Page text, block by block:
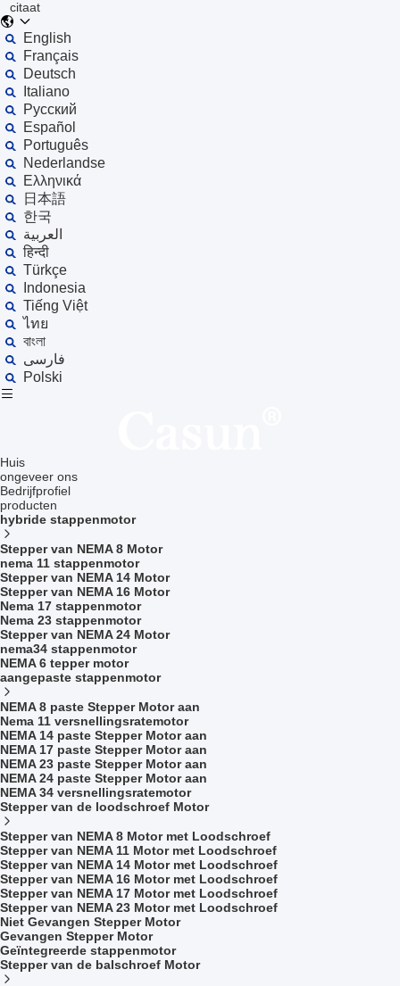
citaat
English
Français
Deutsch
Italiano
Русский
Español
Português
Nederlandse
Ελληνικά
日本語
한국
العربية
हिन्दी
Türkçe
Indonesia
Tiếng Việt
ไทย
বাংলা
فارسی
Polski
Huis
ongeveer ons
Bedrijfprofiel
producten
hybride stappenmotor
Stepper van NEMA 8 Motor
nema 11 stappenmotor
Stepper van NEMA 14 Motor
Stepper van NEMA 16 Motor
Nema 17 stappenmotor
Nema 23 stappenmotor
Stepper van NEMA 24 Motor
nema34 stappenmotor
NEMA 6 tepper motor
aangepaste stappenmotor
NEMA 8 paste Stepper Motor aan
Nema 11 versnellingsratemotor
NEMA 14 paste Stepper Motor aan
NEMA 17 paste Stepper Motor aan
NEMA 23 paste Stepper Motor aan
NEMA 24 paste Stepper Motor aan
NEMA 34 versnellingsratemotor
Stepper van de loodschroef Motor
Stepper van NEMA 8 Motor met Loodschroef
Stepper van NEMA 11 Motor met Loodschroef
Stepper van NEMA 14 Motor met Loodschroef
Stepper van NEMA 16 Motor met Loodschroef
Stepper van NEMA 17 Motor met Loodschroef
Stepper van NEMA 23 Motor met Loodschroef
Niet Gevangen Stepper Motor
Gevangen Stepper Motor
Geïntegreerde stappenmotor
Stepper van de balschroef Motor